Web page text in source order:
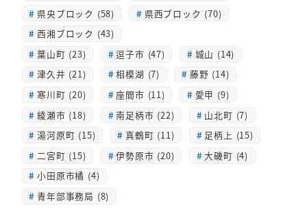
県央ブロック (58)
県西ブロック (70)
西湘ブロック (43)
葉山町 (23)
逗子市 (47)
城山 (14)
津久井 (21)
相模湖 (7)
藤野 (14)
寒川町 (20)
座間市 (11)
愛甲 (9)
綾瀬市 (18)
南足柄市 (22)
山北町 (7)
湯河原町 (15)
真鶴町 (11)
足柄上 (15)
二宮町 (15)
伊勢原市 (20)
大磯町 (4)
小田原市橘 (4)
青年部事務局 (8)